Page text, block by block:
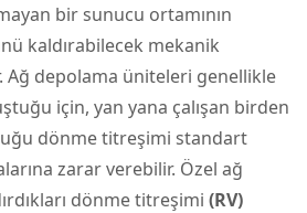
bir sunucu ortamının
kaldırabilecek mekanik
Ağ depolama üniteleri genellikle
için, yan yana çalışan birden
dönme titreşimi standart
zarar verebilir. Özel ağ
dönme titreşimi (RV)